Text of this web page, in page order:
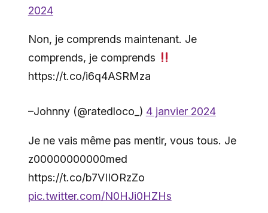
2024
Non, je comprends maintenant. Je
comprends, je comprends
https://t.co/i6q4ASRMza
–Johnny (@ratedloco_) 4 janvier 2024
Je ne vais même pas mentir, vous tous. Je
z00000000000med
https://t.co/b7VIIORzZo
pic.twitter.com/N0HJi0HZHs